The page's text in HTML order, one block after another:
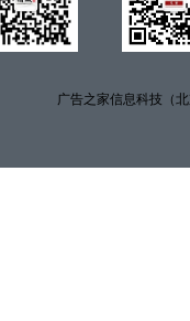
广告之家信息科技（